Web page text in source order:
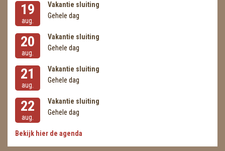
SELENIET
SPECIALE STUKKEN
TELEFOON KOORDEN
THEELICHTEN
VLINDERS
WIEROOK, OLIE & TOEBEHOREN
ZAKJES WATER ELIXERS
19
aug.
Vakantie sluiting
Gehele dag
20
aug.
Vakantie sluiting
Gehele dag
21
aug.
Vakantie sluiting
Gehele dag
22
aug.
Vakantie sluiting
Gehele dag
Bekijk hier de agenda